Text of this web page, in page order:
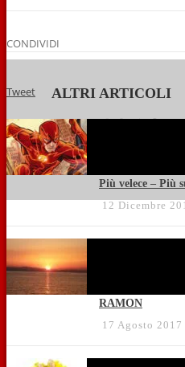
CONDIVIDI
Tweet ALTRI ARTICOLI
Più velece – Più
12 Dicembre
RAMON
17 Agosto 2017